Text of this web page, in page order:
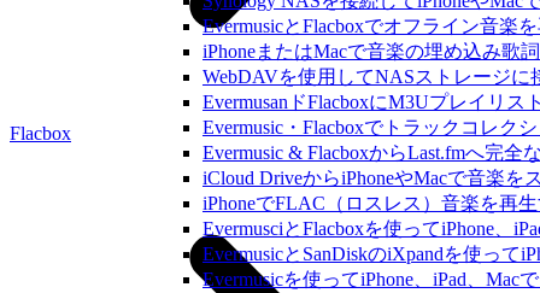
EvermusicとFlacboxでオフライン音楽
iPhoneまたはMacで音楽の埋め込み歌
WebDAVを使用してNASストレージに
EvermusanドFlacboxにM3Uプレイリ
Evermusic・Flacboxでトラックコレク
Evermusic & FlacboxからLast.fmへ完
iCloud DriveからiPhoneやMacで音楽を
iPhoneでFLAC（ロスレス）音楽を再
EvermusciとFlacboxを使ってiPhone、
EvermusicとSanDiskのiXpandを使っ
Evermusicを使ってiPhone、iPad、Mac
Flacbox